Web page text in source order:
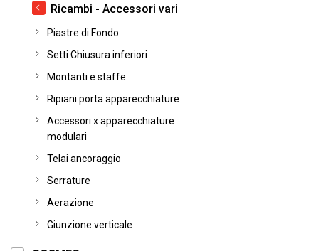
Ricambi - Accessori vari
Piastre di Fondo
Setti Chiusura inferiori
Montanti e staffe
Ripiani porta apparecchiature
Accessori x apparecchiature
modulari
Telai ancoraggio
Serrature
Aerazione
Giunzione verticale